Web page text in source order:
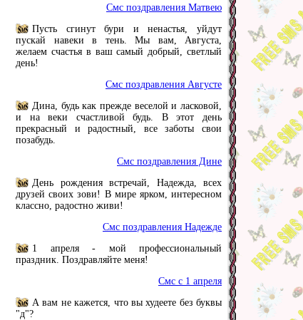
Смс поздравления Матвею
Пусть сгинут бури и ненастья, уйдут
пускай навеки в тень. Мы вам, Августа,
желаем счастья в ваш самый добрый, светлый
день!
Смс поздравления Августе
Дина, будь как прежде веселой и ласковой,
и на веки счастливой будь. В этот день
прекрасный и радостный, все заботы свои
позабудь.
Смс поздравления Дине
День рождения встречай, Надежда, всех
друзей своих зови! В мире ярком, интересном
классно, радостно живи!
Смс поздравления Надежде
1 апреля - мой профессиональный
праздник. Поздравляйте меня!
Смс с 1 апреля
А вам не кажется, что вы худеете без буквы
"д"?